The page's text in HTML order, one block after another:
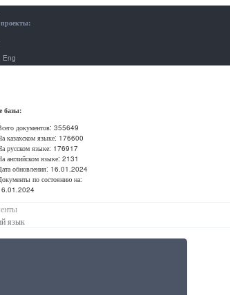
Eng
базы:
документов: 355649
казахском языке: 176600
русском языке: 176917
английском языке: 2131
обновления: 16.01.2024
по состоянию на:
язык